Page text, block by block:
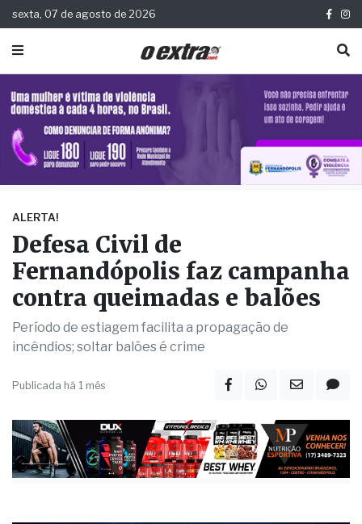
sexta, 07 de agosto de 2026
ALERTA!
Defesa Civil de
Fernandópolis faz campanha
contra queimadas e balões
Período de estiagem facilita a propagação de
incêndios; soltar balões é crime
Publicada há 1 mês